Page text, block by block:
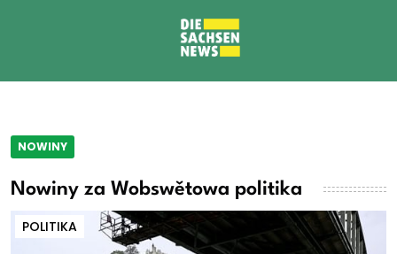
NOWINY
Nowiny za Wobswětowa politika
POLITIKA